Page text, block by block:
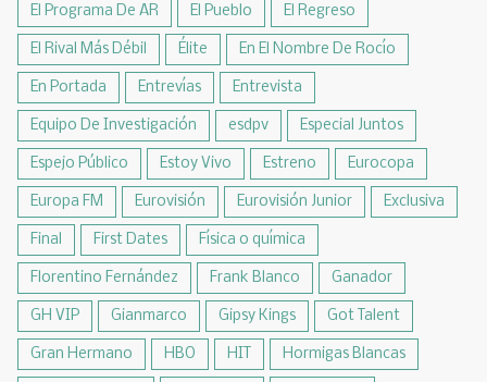
El Programa De AR El Pueblo El Regreso
El Rival Más Débil Élite En El Nombre De Rocío
En Portada Entrevías Entrevista
Equipo De Investigación esdpv Especial Juntos
Espejo Público Estoy Vivo Estreno Eurocopa
Europa FM Eurovisión Eurovisión Junior Exclusiva
Final First Dates Física o química
Florentino Fernández Frank Blanco Ganador
GH VIP Gianmarco Gipsy Kings Got Talent
Gran Hermano HBO HIT Hormigas Blancas